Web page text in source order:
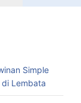
Simple
di Lembata